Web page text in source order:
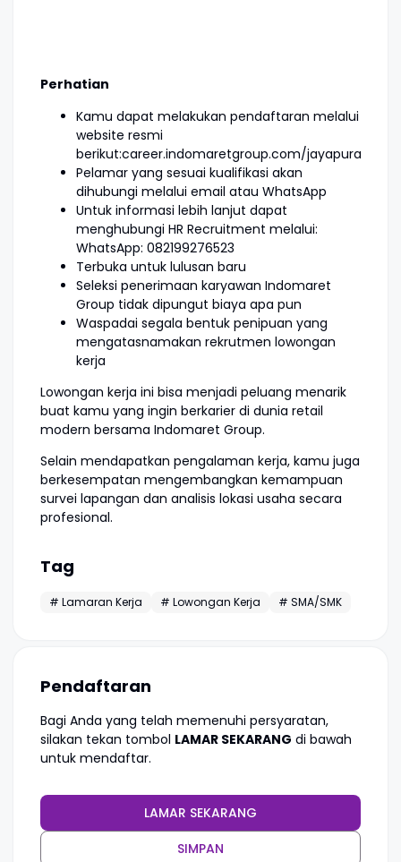
Perhatian
Kamu dapat melakukan pendaftaran melalui
website resmi
berikut:career.indomaretgroup.com/jayapura
Pelamar yang sesuai kualifikasi akan
dihubungi melalui email atau WhatsApp
Untuk informasi lebih lanjut dapat
menghubungi HR Recruitment melalui:
WhatsApp: 082199276523
Terbuka untuk lulusan baru
Seleksi penerimaan karyawan Indomaret
Group tidak dipungut biaya apa pun
Waspadai segala bentuk penipuan yang
mengatasnamakan rekrutmen lowongan
kerja
Lowongan kerja ini bisa menjadi peluang menarik
buat kamu yang ingin berkarier di dunia retail
modern bersama Indomaret Group.
Selain mendapatkan pengalaman kerja, kamu juga
berkesempatan mengembangkan kemampuan
survei lapangan dan analisis lokasi usaha secara
profesional.
Tag
# Lamaran Kerja # Lowongan Kerja # SMA/SMK
Pendaftaran
Bagi Anda yang telah memenuhi persyaratan,
silakan tekan tombol LAMAR SEKARANG di bawah
untuk mendaftar.
LAMAR SEKARANG
SIMPAN